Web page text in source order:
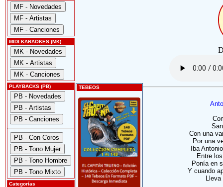
MIDI KARAOKES (MK)
PLAYBACKS (PB)
Categorías
TEBEOS
Con una
Por una
Iba
Entre
Ponía en
Y cuando